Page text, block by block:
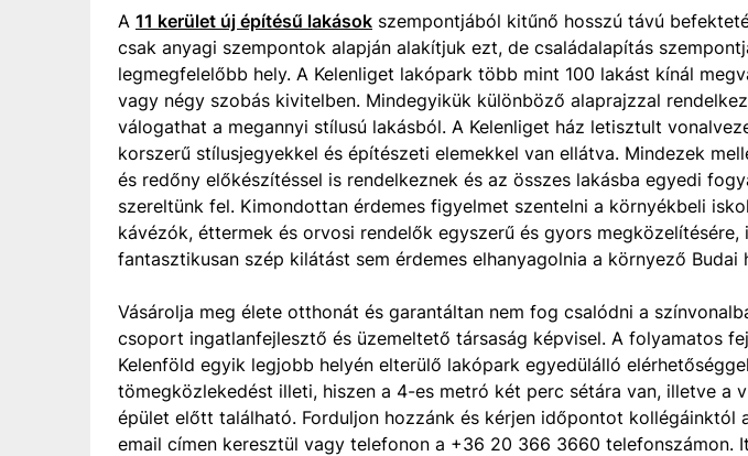
A 11 kerület új építésű lakások szempontjából kitűnő hosszú távú
csak anyagi szempontok alapján alakítjuk ezt, de családalapítás
legmegfelelőbb hely. A Kelenliget lakópark több mint 100 lakást kínál
vagy négy szobás kivitelben. Mindegyikük különböző alaprajzzal
válogathat a megannyi stílusú lakásból. A Kelenliget ház letisztult
korszerű stílusjegyekkel és építészeti elemekkel van ellátva. Mindezek
és redőny előkészítéssel is rendelkeznek és az összes lakásba egyedi
szereltünk fel. Kimondottan érdemes figyelmet szentelni a környékbeli
kávézók, éttermek és orvosi rendelők egyszerű és gyors megközelítésére,
fantasztikusan szép kilátást sem érdemes elhanyagolnia a környező Budai
Vásárolja meg élete otthonát és garantáltan nem fog csalódni a
csoport ingatlanfejlesztő és üzemeltető társaság képvisel. A folyamatos
Kelenföld egyik legjobb helyén elterülő lakópark egyedülálló
tömegközlekedést illeti, hiszen a 4-es metró két perc sétára van, illetve a
épület előtt található. Forduljon hozzánk és kérjen időpontot kollégáinktól
email címen keresztül vagy telefonon a +36 20 366 3660 telefonszámon.